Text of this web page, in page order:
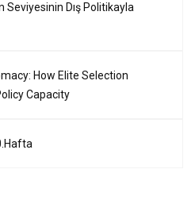
Dış Politikayla
How Elite Selection
Capacity